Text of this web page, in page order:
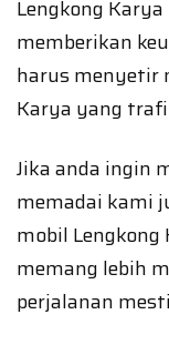
Lengkong
memberikan
harus menyetir
Karya yang
Jika anda ingin
memadai kami
mobil
memang lebih
perjalanan